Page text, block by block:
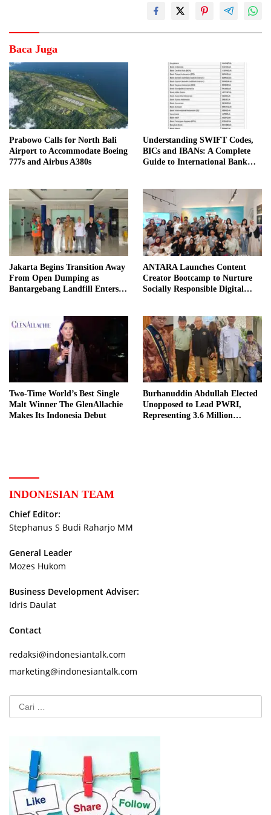
Baca Juga
Prabowo Calls for North Bali
Airport to Accommodate Boeing
777s and Airbus A380s
Understanding SWIFT Codes,
BICs and IBANs: A Complete
Guide to International Bank
Jakarta Begins Transition Away
From Open Dumping as
Bantargebang Landfill Enters
ANTARA Launches Content
Creator Bootcamp to Nurture
Socially Responsible Digital
Two-Time World’s Best Single
Malt Winner The GlenAllachie
Makes Its Indonesia Debut
Burhanuddin Abdullah Elected
Unopposed to Lead PWRI,
Representing 3.6 Million
INDONESIAN TEAM
Chief Editor:
Stephanus S Budi Raharjo MM
General Leader
Mozes Hukom
Business Development Adviser:
Idris Daulat
Contact
redaksi@indonesiantalk.com
marketing@indonesiantalk.com
Cari
untuk: